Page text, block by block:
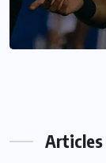
Articles